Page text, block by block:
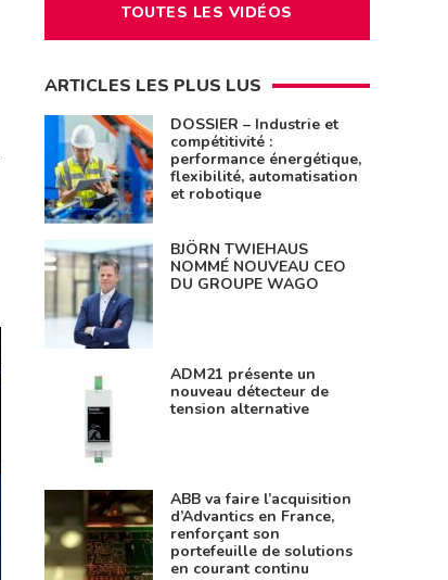
TOUTES LES VIDÉOS
ARTICLES LES PLUS LUS
DOSSIER – Industrie et
compétitivité :
performance énergétique,
flexibilité, automatisation
et robotique
BJÖRN TWIEHAUS
NOMMÉ NOUVEAU CEO
DU GROUPE WAGO
ADM21 présente un
nouveau détecteur de
tension alternative
ABB va faire l’acquisition
d’Advantics en France,
renforçant son
portefeuille de solutions
en courant continu